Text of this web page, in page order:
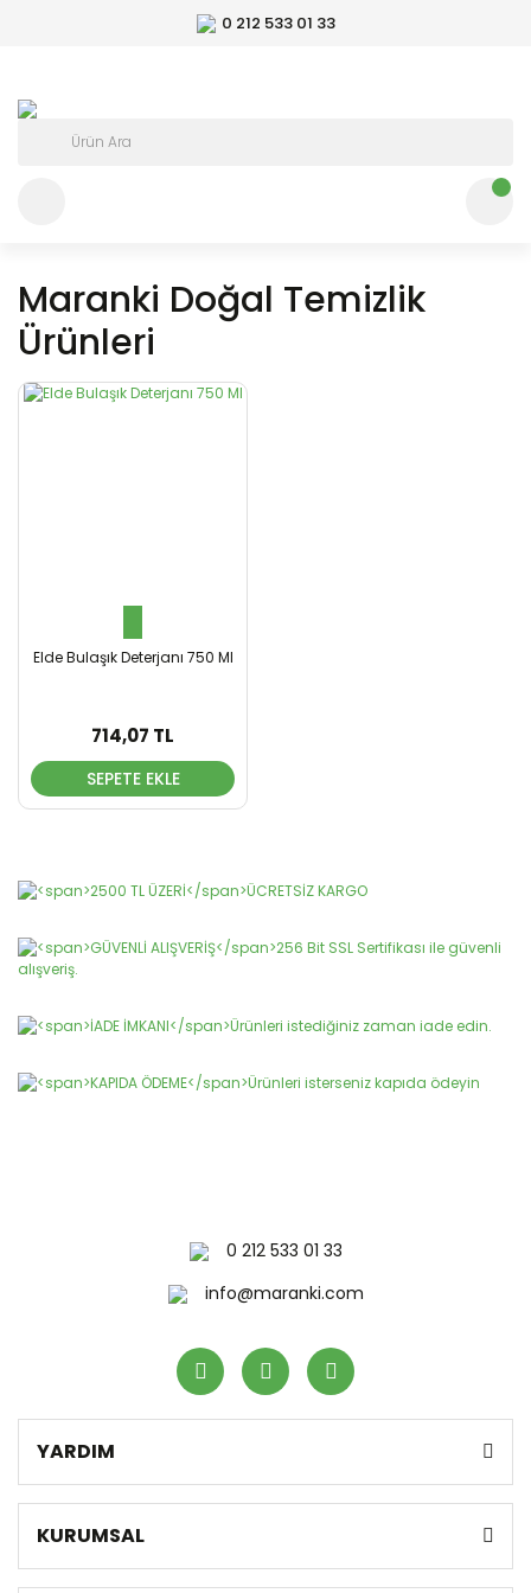
0 212 533 01 33
Maranki Doğal Temizlik
Ürünleri
Elde Bulaşık Deterjanı 750 Ml
714,07 TL
SEPETE EKLE
0 212 533 01 33
info@maranki.com
YARDIM
KURUMSAL